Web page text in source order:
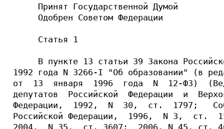
Принят Государственной Думой
Одобрен Советом Федерации
     Статья 1
В пункте 13 статьи 39 Закона
1992 года N 3266-I "Об образовании" (в
от  13  января  1996  года  N  12-ФЗ)
депутатов  Российской  Федерации  и
Федерации,  1992,  N  30,  ст.  1797;
Российской Федерации,  1996,  N 3,  ст.
2004,  N 35,  ст. 3607;  2006, N 45, ст.